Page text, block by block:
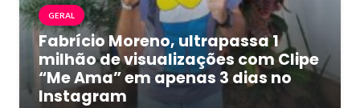
GERAL
Fabrício Moreno, ultrapassa 1
milhão de visualizações com Clipe
“Me Ama” em apenas 3 dias no
Instagram